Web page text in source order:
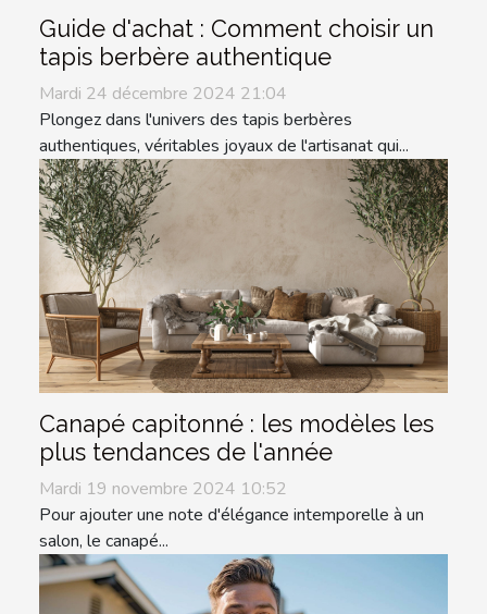
Guide d'achat : Comment choisir un
tapis berbère authentique
Mardi 24 décembre 2024 21:04
Plongez dans l'univers des tapis berbères
authentiques, véritables joyaux de l'artisanat qui...
Canapé capitonné : les modèles les
plus tendances de l'année
Mardi 19 novembre 2024 10:52
Pour ajouter une note d'élégance intemporelle à un
salon, le canapé...